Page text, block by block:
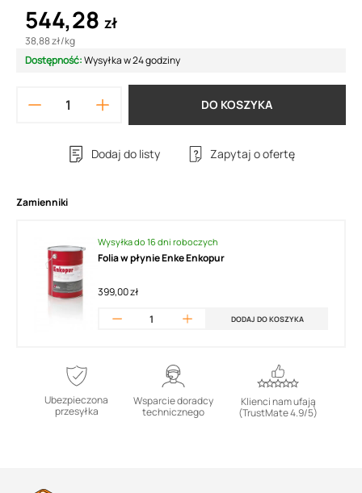
544,28 zł
38,88 zł/kg
Dostępność:Wysyłka w 24 godziny
DO KOSZYKA
Dodaj do listy Zapytaj o ofertę
Zamienniki
Wysyłka do 16 dni roboczych
Folia w płynie Enke Enkopur
399,00 zł
DODAJ DO KOSZYKA
Ubezpieczona
przesyłka
Wsparcie doradcy
technicznego
Klienci nam ufają
(TrustMate 4.9/5)